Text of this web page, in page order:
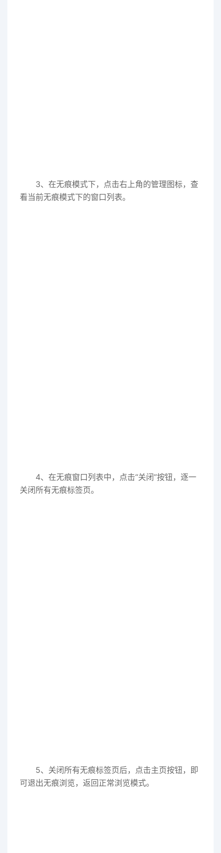
3、在无痕模式下，点击右上角的管理图标，查
看当前无痕模式下的窗口列表。
4、在无痕窗口列表中，点击“关闭”按钮，逐一
关闭所有无痕标签页。
5、关闭所有无痕标签页后，点击主页按钮，即
可退出无痕浏览，返回正常浏览模式。